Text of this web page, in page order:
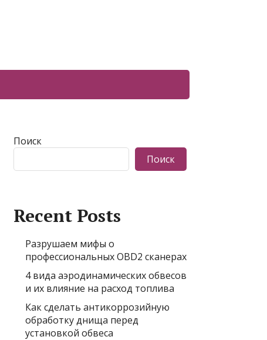
Поиск
Поиск
Recent Posts
Разрушаем мифы о
профессиональных OBD2 сканерах
4 вида аэродинамических обвесов
и их влияние на расход топлива
Как сделать антикоррозийную
обработку днища перед
установкой обвеса